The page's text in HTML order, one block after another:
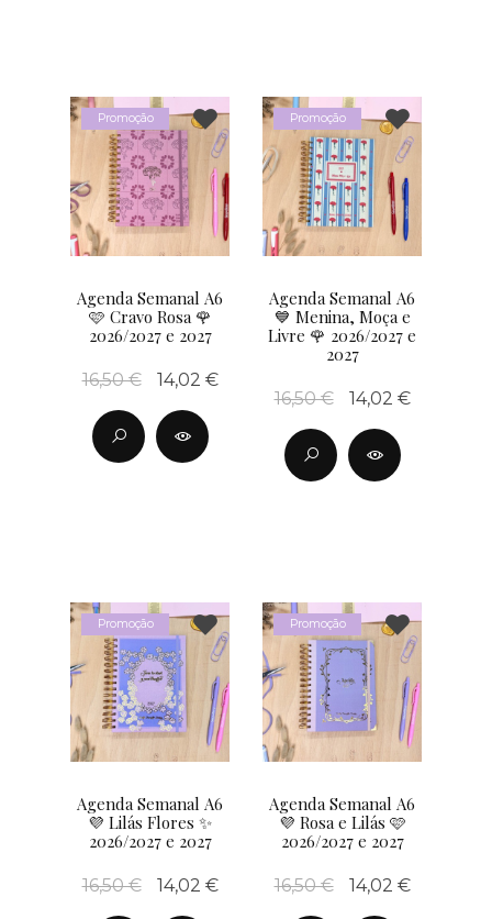
Promoção
Agenda Semanal A6
🩷 Cravo Rosa 🌹
2026/2027 e 2027
16,50 € 14,02 €
Promoção
Agenda Semanal A6
💙 Menina, Moça e
Livre 🌹 2026/2027 e
2027
16,50 € 14,02 €
Promoção
Agenda Semanal A6
💜 Lilás Flores ✨
2026/2027 e 2027
16,50 € 14,02 €
Promoção
Agenda Semanal A6
💜 Rosa e Lilás 🩷
2026/2027 e 2027
16,50 € 14,02 €